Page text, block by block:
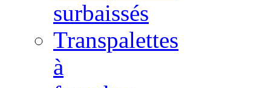
surbaissés
Transpalettes
à